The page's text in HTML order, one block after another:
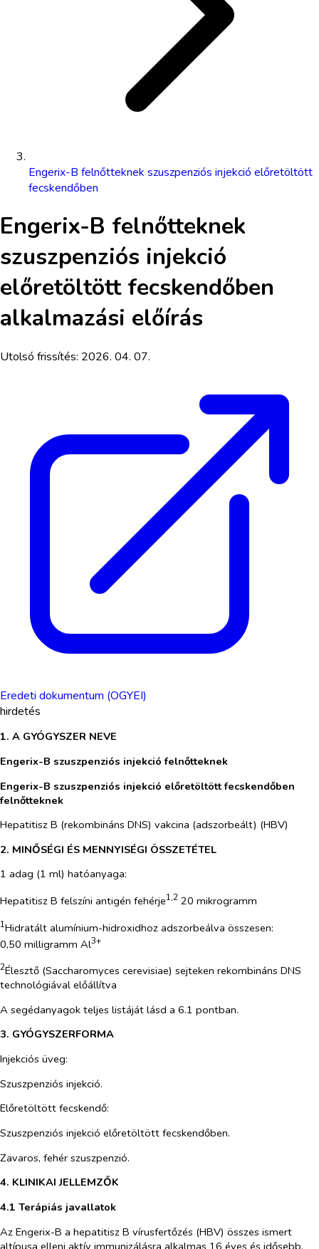
Engerix-B felnőtteknek szuszpenziós injekció előretöltött
fecskendőben
Engerix-B felnőtteknek
szuszpenziós injekció
előretöltött fecskendőben
alkalmazási előírás
Utolsó frissítés: 2026. 04. 07.
Eredeti dokumentum (OGYEI)
hirdetés
1. A GYÓGYSZER NEVE
Engerix-B szuszpenziós injekció felnőtteknek
Engerix-B szuszpenziós injekció előretöltött fecskendőben
felnőtteknek
Hepatitisz B (rekombináns DNS) vakcina (adszorbeált) (HBV)
2. MINŐSÉGI ÉS MENNYISÉGI ÖSSZETÉTEL
1 adag (1 ml) hatóanyaga:
Hepatitisz B felszíni antigén fehérje1,2 20 mikrogramm
1Hidratált alumínium-hidroxidhoz adszorbeálva összesen:
0,50 milligramm Al3+
2Élesztő (Saccharomyces cerevisiae) sejteken rekombináns DNS
technológiával előállítva
A segédanyagok teljes listáját lásd a 6.1 pontban.
3. GYÓGYSZERFORMA
Injekciós üveg:
Szuszpenziós injekció.
Előretöltött fecskendő:
Szuszpenziós injekció előretöltött fecskendőben.
Zavaros, fehér szuszpenzió.
4. KLINIKAI JELLEMZŐK
4.1 Terápiás javallatok
Az Engerix-B a hepatitisz B vírusfertőzés (HBV) összes ismert
altípusa elleni aktív immunizálásra alkalmas 16 éves és idősebb,